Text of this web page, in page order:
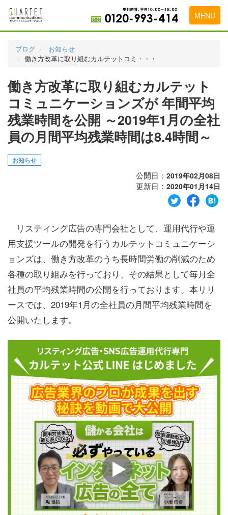
MENU
料金表
実績・お客様の声
初めて導入をお考えの方
代理店の乗り換えをお考えの方
広告代理店・HP制作会社様へ
お申し込みから運用開始までの流れ
ブログ
お知らせ
働き方改革に取り組むカルテットコミ・・・
働き方改革に取り組むカルテット
コミュニケーションズが 年間平均
残業時間を公開 ～2019年1月の全社
員の月間平均残業時間は8.4時間～
お知らせ
公開日： 2019年02月08日
更新日： 2020年01月14日
リスティング広告の専門会社として、運用代行や運
用支援ツールの開発を行うカルテットコミュニケーシ
ョンズは、働き方改革のうち長時間労働の削減のため
各種の取り組みを行っており、その結果として毎月全
社員の平均残業時間の公開を行っております。本リリ
ースでは、2019年1月の全社員の月間平均残業時間を
公開いたします。